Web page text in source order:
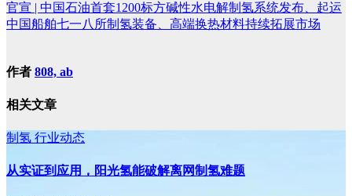
​官宣 | 中国石油首套1200标方碱性水电解制氢系统发布、起运
中国船舶七一八所制氢装备、高端换热材料持续拓展市场
作者 808, ab
相关文章
制氢 行业动态
从实证到应用，阳光氢能破解离网制氢难题